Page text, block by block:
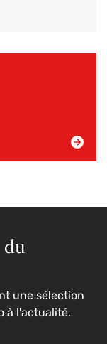
du
une sélection
à l'actualité.